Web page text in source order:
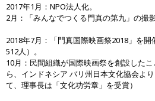
2017年1月：NPO法人化。
2月：「みんなでつくる門真の第九」の撮影
2018年7月：「門真国際映画祭2018」を開
512人）。
10月：民間組織が国際映画祭を創設した
ら、インドネシア バリ州日本文化協会よ
て、理事長は「文化功労章」を受賞）